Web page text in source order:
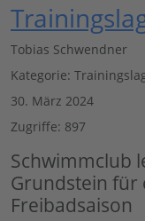
Tobias Schwendner
Kategorie:
30. März 2024
Zugriffe: 897
Schwimmclub
Grundstein für
Freibadsaison